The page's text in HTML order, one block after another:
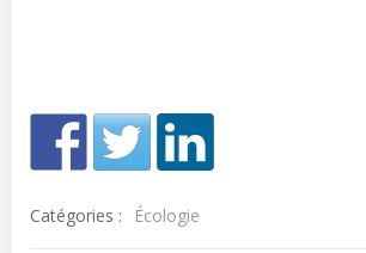
Catégories : Écologie